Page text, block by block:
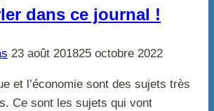
dans ce journal !
23 août 201825 octobre 2022
et l’économie sont des sujets très
Ce sont les sujets qui vont